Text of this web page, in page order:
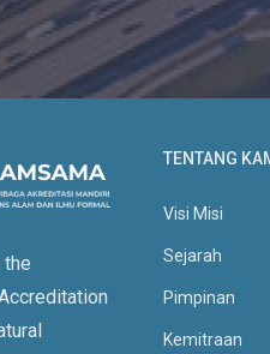
TENTANG
Visi Misi
Sejarah
Pimpinan
Kemitraan